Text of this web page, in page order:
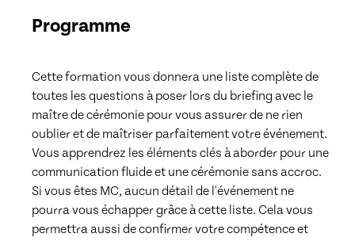
Programme
Cette formation vous donnera une liste complète de
toutes les questions à poser lors du briefing avec le
maître de cérémonie pour vous assurer de ne rien
oublier et de maîtriser parfaitement votre événement.
Vous apprendrez les éléments clés à aborder pour une
communication fluide et une cérémonie sans accroc.
Si vous êtes MC, aucun détail de l'événement ne
pourra vous échapper grâce à cette liste. Cela vous
permettra aussi de confirmer votre compétence et